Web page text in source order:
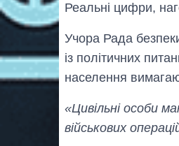
Реальні цифри,
Учора Рада
із політичних
населення
«Цивільні особи
військових